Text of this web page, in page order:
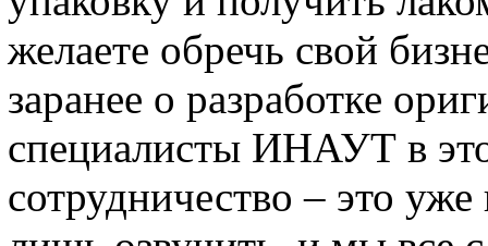
желаете обречь свой
заранее о разработке
специалисты ИНАУТ в
сотрудничество – это